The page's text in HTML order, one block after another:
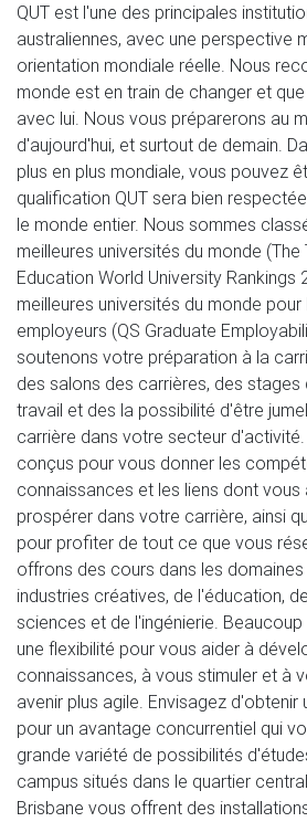
QUT est l'une des principales
australiennes, avec une perspective
orientation mondiale réelle. Nous
monde est en train de changer et
avec lui. Nous vous préparerons au
d'aujourd'hui, et surtout de demain.
plus en plus mondiale, vous pouvez
qualification QUT sera bien
le monde entier. Nous sommes
meilleures universités du monde (The
Education World University Rankings
meilleures universités du monde
employeurs (QS Graduate
soutenons votre préparation à la
des salons des carrières, des stages
travail et des la possibilité d'être
carrière dans votre secteur
conçus pour vous donner les
connaissances et les liens dont
prospérer dans votre carrière, ainsi
pour profiter de tout ce que vous
offrons des cours dans les
industries créatives, de l'éducation,
sciences et de l'ingénierie.
une flexibilité pour vous aider à
connaissances, à vous stimuler et à
avenir plus agile. Envisagez d'obtenir
pour un avantage concurrentiel qui
grande variété de possibilités
campus situés dans le quartier
Brisbane vous offrent des